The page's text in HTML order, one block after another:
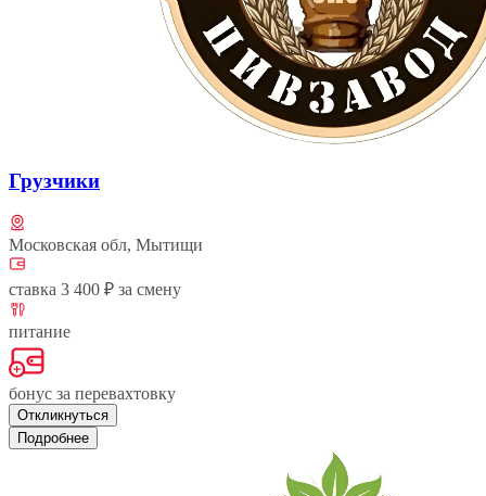
Грузчики
Московская обл, Мытищи
ставка 3 400 ₽ за смену
питание
бонус за перевахтовку
Откликнуться
Подробнее